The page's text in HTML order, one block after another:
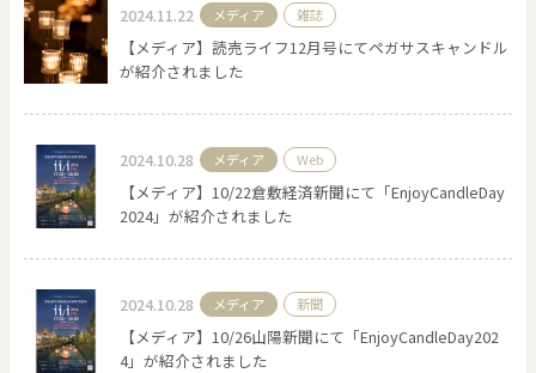
2024.11.22 メディア 雑誌
【メディア】読売ライフ12月号にてペガサスキャンドル
が紹介されました
2024.10.28 メディア Web
【メディア】10/22倉敷経済新聞にて「EnjoyCandleDay
2024」が紹介されました
2024.10.28 メディア 新聞
【メディア】10/26山陽新聞にて「EnjoyCandleDay202
4」が紹介されました